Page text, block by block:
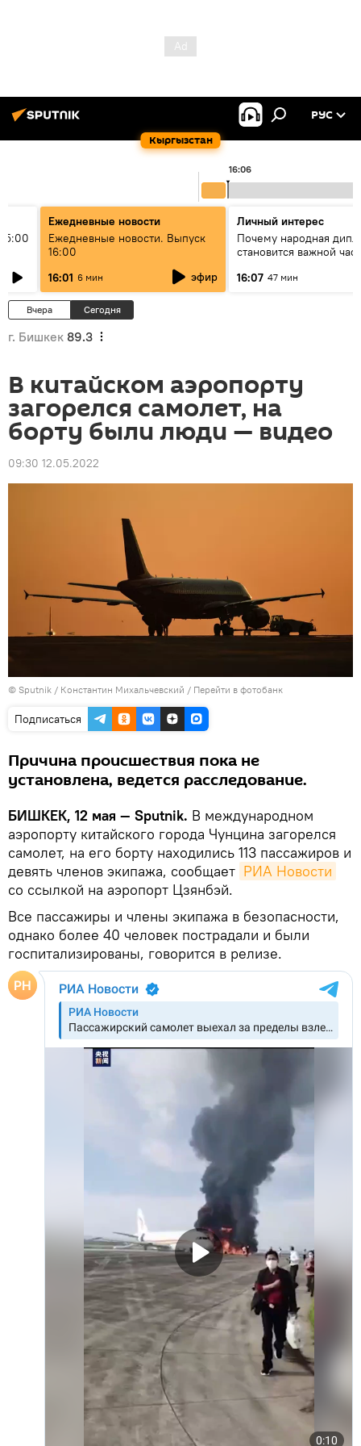
Кыргызстан
РУС
16:06
Ежедневные новости
Ежедневные новости. Выпуск
16:00
16:01 6 мин эфир
Личный интерес
Почему народная
становится важной
сотрудничества
16:07 47 мин
Вчера Сегодня
г. Бишкек 89.3
В китайском аэропорту
загорелся самолет, на
борту были люди — видео
09:30 12.05.2022
© Sputnik / Константин Михальчевский / Перейти в фотобанк
Подписаться
Причина происшествия пока не
установлена, ведется расследование.
БИШКЕК, 12 мая — Sputnik. В международном
аэропорту китайского города Чунцина загорелся
самолет, на его борту находились 113 пассажиров и
девять членов экипажа, сообщает РИА Новости
со ссылкой на аэропорт Цзянбэй.
Все пассажиры и члены экипажа в безопасности,
однако более 40 человек пострадали и были
госпитализированы, говорится в релизе.